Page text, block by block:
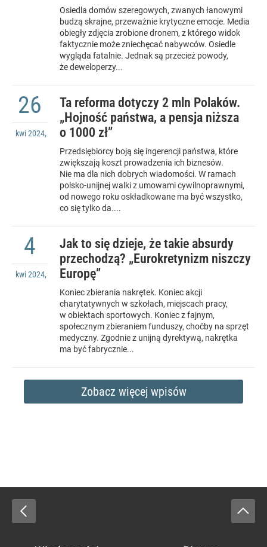
Osiedla domów szeregowych, zwanych łanowymi
budzą skrajne, przeważnie krytyczne emocje. Media
obiegły zdjęcia zrobione dronem, z którego widok
faktycznie może zniechęcać nabywców. Osiedle
wygląda fatalnie. Jednak są przecież powody,
że deweloperzy...
Ta reforma dotyczy 2 mln Polaków.
„Hojność państwa, a pensja niższa
o 1000 zł”
26
kwi 2024,
Przedsiębiorcy boją się ingerencji państwa, które
zwiększają koszt prowadzenia ich biznesów.
Nie ma dla nich dobrych wiadomości. W ramach
polsko-unijnej walki z umowami cywilnoprawnymi,
od nowego roku oskładkowane ma być wszystko,
co się tylko da....
Jak to się dzieje, że takie absurdy
przechodzą? „Eurokretynizm niszczy
Europę”
4
kwi 2024,
Koniec zbierania nakrętek. Koniec akcji
charytatywnych w szkołach, miejscach pracy,
w obiektach sportowych. Koniec z fajnym,
społecznym zbieraniem funduszy, choćby na sprzęt
medyczny. Zgodnie z unijną dyrektywą, nakrętka
ma być fabrycznie...
Zobacz więcej wpisów